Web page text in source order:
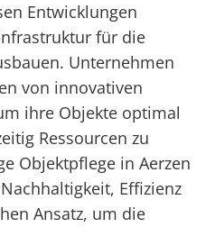
Entwicklungen
für die
Unternehmen
von innovativen
ihre Objekte optimal
Ressourcen zu
Objektpflege in Aerzen
Effizienz
Ansatz, um die